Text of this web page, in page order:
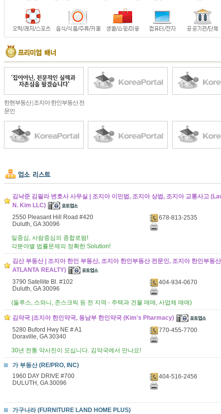
한현부동산 | 조지아 한인부동산 전
문인
김낙준 김필라 변호사 사무실 | 조지아 이민법, 조지아 상법, 조지아 교통사고
N. Kim LLC)
2550 Pleasant Hill Road #420
Duluth, GA 30096
678-813-2535
일중심, 사람중심의 종합로펌!
각분야별 법률문제의 정확한 Solution!
김산 부동산 | 조지아 한인 부동산, 조지아 한인부동산 전문인, 조지아 한인부동
ATLANTA REALTY)
3790 Satellite Bl. #102
Duluth, GA 30096
404-934-0670
(둘루스, 스와니, 존스크릭 등 전 지역 - 주택과 건물 매매, 사업체 매매)
김약국 |조지아 한인약국, 동남부 한인약국 (Kim's Pharmacy)
5280 Buford Hwy NE # A1
Doraville, GA 30340
770-455-7700
30년 전통 약사진이 모십니다. 김약국에서 만나요!
가 부동산 (RE/PRO, INC)
1960 DAY DRIVE #700
DULUTH, GA 30096
404-516-2456
가구나라 (FURNITURE LAND HOME PLUS)